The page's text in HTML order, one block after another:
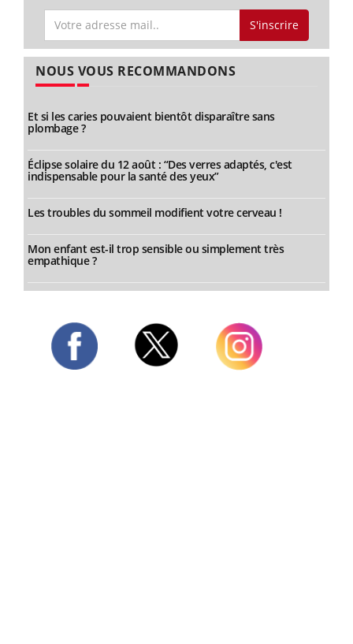
S'inscrire
NOUS VOUS RECOMMANDONS
Et si les caries pouvaient bientôt disparaître sans
plombage ?
Éclipse solaire du 12 août : “Des verres adaptés, c'est
indispensable pour la santé des yeux”
Les troubles du sommeil modifient votre cerveau !
Mon enfant est-il trop sensible ou simplement très
empathique ?